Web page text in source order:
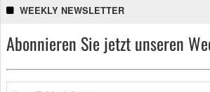
WEEKLY NEWSLETTER
Abonnieren Sie jetzt unseren